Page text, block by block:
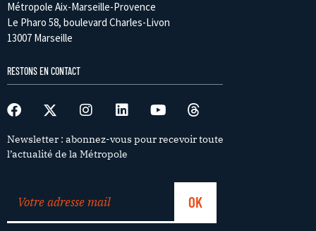
Métropole Aix-Marseille-Provence
Le Pharo 58, boulevard Charles-Livon
13007 Marseille
RESTONS EN CONTACT
Newsletter : abonnez-vous pour recevoir toute
l’actualité de la Métropole